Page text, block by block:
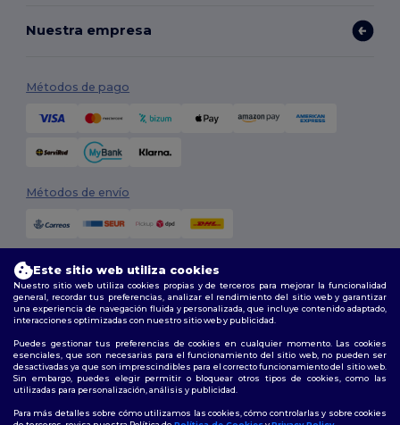
Nuestra empresa
Métodos de pago
Métodos de envío
2026. Todos los derechos reservados
Términos y Condiciones| Política de personalización|Política de
Síguenos
Este sitio web utiliza cookies
Nuestro sitio web utiliza cookies propias y de terceros para mejorar la funcionalidad
general, recordar tus preferencias, analizar el rendimiento del sitio web y garantizar
una experiencia de navegación fluida y personalizada, que incluye contenido adaptado,
interacciones optimizadas con nuestro sitio web y publicidad.
Puedes gestionar tus preferencias de cookies en cualquier momento. Las cookies
esenciales, que son necesarias para el funcionamiento del sitio web, no pueden ser
desactivadas ya que son imprescindibles para el correcto funcionamiento del sitio web.
Sin embargo, puedes elegir permitir o bloquear otros tipos de cookies, como las
utilizadas para personalización, análisis y publicidad.
Para más detalles sobre cómo utilizamos las cookies, cómo controlarlas y sobre cookies